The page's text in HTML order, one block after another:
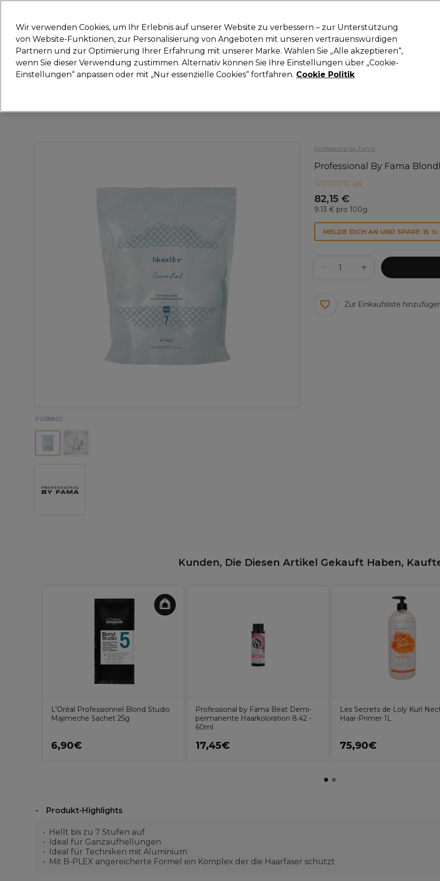
Marken Deals Haare Elektrogeräte Saloneinrichtung Kosmetik Herrenfriseur Inspiration Neue
Lieferung und Lieferzeiten
Professional by Fama
Professional By Fama
(0)
82,15 €
9.13 € pro 100g
P038822
MELDE DICH AN UND SPARE 15
Zur Einkaufsliste
Kunden, Die Diesen Artikel Gekauft Haben,
L'Oréal Professionnel Blond Studio
Majimeche Sachet 25g
6,90€
Professional by Fama Beat Demi-
permanente Haarkoloration 8.42 -
60ml
17,45€
Les Secrets de Loly Kurl
Haar-Primer 1L
75,90€
Produkt-Highlights
Hellt bis zu 7 Stufen auf
Ideal für Ganzaufhellungen
Ideal für Techniken mit Aluminium
Mit B-PLEX angereicherte Formel ein Komplex der die Haarfaser schützt
Wir verwenden Cookies, um Ihr Erlebnis auf unserer Website zu verbessern – zur Unterstützung
von Website-Funktionen, zur Personalisierung von Angeboten mit unseren vertrauenswürdigen
Partnern und zur Optimierung Ihrer Erfahrung mit unserer Marke. Wählen Sie „Alle akzeptieren“,
wenn Sie dieser Verwendung zustimmen. Alternativ können Sie Ihre Einstellungen über „Cookie-
Einstellungen“ anpassen oder mit „Nur essenzielle Cookies“ fortfahren. Cookie Politik